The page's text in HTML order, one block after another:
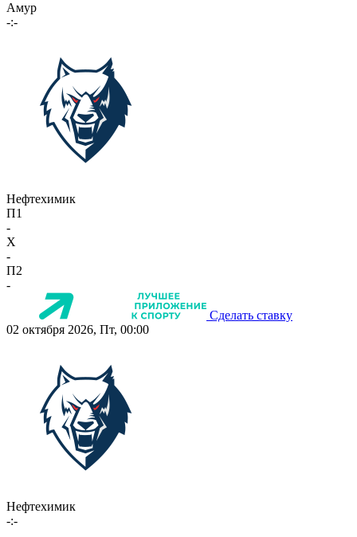
Амур
-:-
Нефтехимик
П1
-
X
-
П2
-
Сделать ставку
02 октября 2026, Пт, 00:00
Нефтехимик
-:-